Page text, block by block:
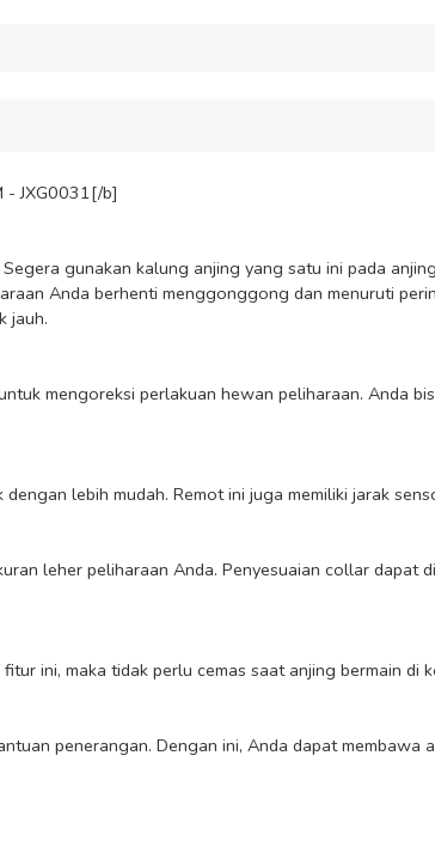
- JXG0031[/b]
gunakan kalung anjing yang satu ini pada
Anda berhenti menggonggong dan menuruti
jauh.